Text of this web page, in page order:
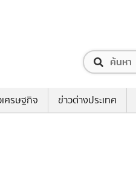
เศรษฐกิจ ข่าวต่างประเทศ